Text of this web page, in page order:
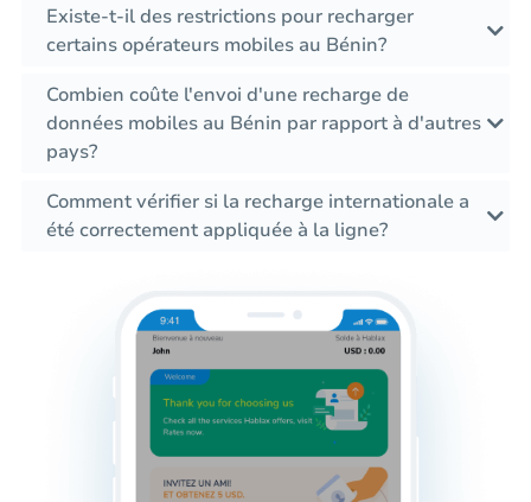
Existe-t-il des restrictions pour recharger
certains opérateurs mobiles au Bénin?
Combien coûte l'envoi d'une recharge de
données mobiles au Bénin par rapport à d'autres
pays?
Comment vérifier si la recharge internationale a
été correctement appliquée à la ligne?